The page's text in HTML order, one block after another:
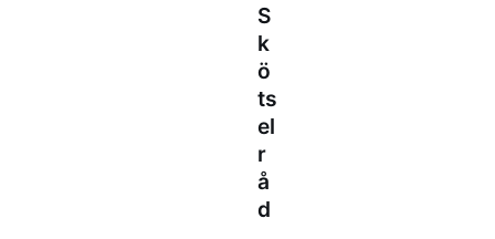
S
k
ö
ts
el
r
å
d